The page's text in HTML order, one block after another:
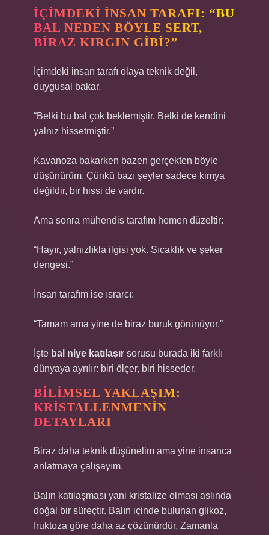
İÇIMDEKI INSAN TARAFI: “BU
BAL NEDEN BÖYLE SERT,
BIRAZ KIRGIN GIBI?”
İçimdeki insan tarafı olaya teknik değil,
duygusal bakar.
“Belki bu bal çok beklemiştir. Belki de kendini
yalnız hissetmiştir.”
Kavanoza bakarken bazen gerçekten böyle
düşünürüm. Çünkü bazı şeyler sadece kimya
değildir, bir hissi de vardır.
Ama sonra mühendis tarafım hemen düzeltir:
“Hayır, yalnızlıkla ilgisi yok. Sıcaklık ve şeker
dengesi.”
İnsan tarafım ise ısrarcı:
“Tamam ama yine de biraz buruk görünüyor.”
İşte bal niye katılaşır sorusu burada iki farklı
dünyaya ayrılır: biri ölçer, biri hisseder.
BILIMSEL YAKLAŞIM:
KRISTALLENMENIN
DETAYLARI
Biraz daha teknik düşünelim ama yine insanca
anlatmaya çalışayım.
Balın katılaşması yani kristalize olması aslında
doğal bir süreçtir. Balın içinde bulunan glikoz,
fruktoza göre daha az çözünürdür. Zamanla